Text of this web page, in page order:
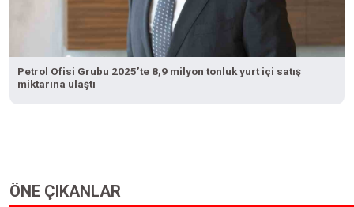
Petrol Ofisi Grubu 2025’te 8,9 milyon tonluk yurt içi satış
miktarına ulaştı
ÖNE ÇIKANLAR